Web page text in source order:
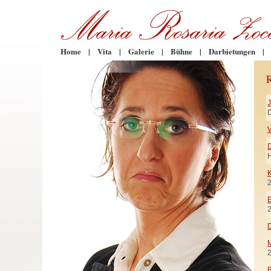
Home | Vita | Galerie | Bühne | Darbietungen |